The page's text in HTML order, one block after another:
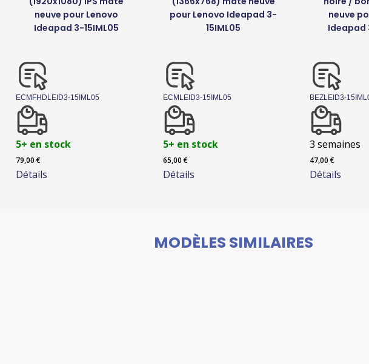
Détails
neuve pour Lenovo
Ideapad 3-15IML05
ECMFHDLEID3-15IML05
5+ en stock
79,00€
Détails
pour Lenovo Ideapad 3-
15IML05
ECMLEID3-15IML05
5+ en stock
65,00 €
Détails
neuve
Ideapad
BEZLEID3-
3 semaines
47,00€
MODÈLES SIMILAIRES